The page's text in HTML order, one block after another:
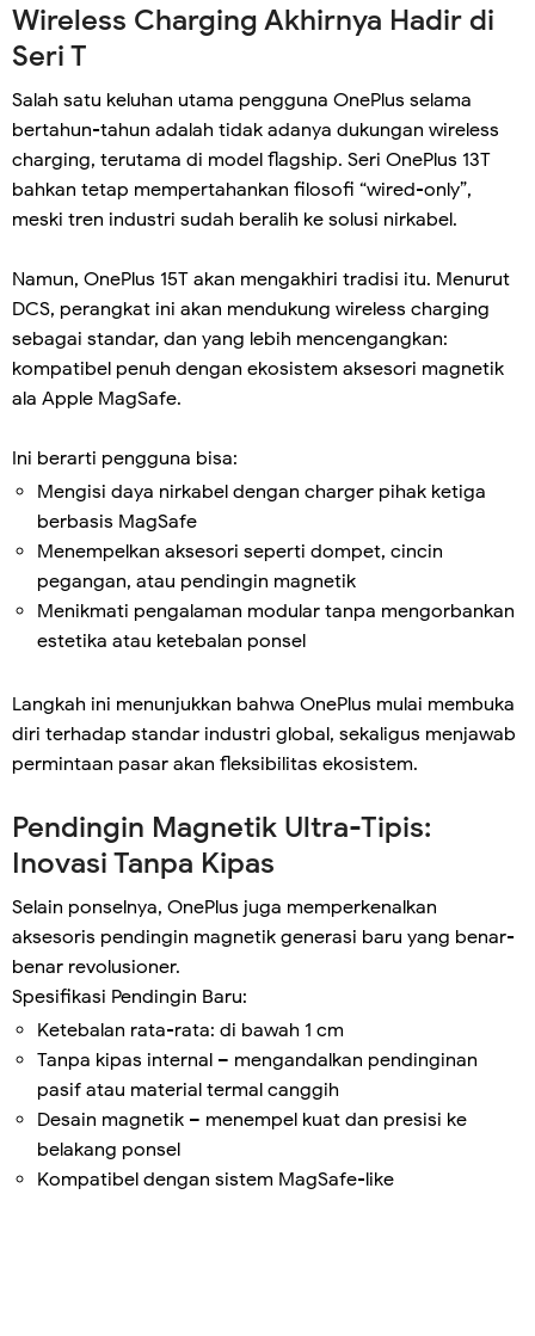
Wireless Charging Akhirnya Hadir di
Seri T
Salah satu keluhan utama pengguna OnePlus selama
bertahun-tahun adalah tidak adanya dukungan wireless
charging, terutama di model flagship. Seri OnePlus 13T
bahkan tetap mempertahankan filosofi “wired-only”,
meski tren industri sudah beralih ke solusi nirkabel.
Namun, OnePlus 15T akan mengakhiri tradisi itu. Menurut
DCS, perangkat ini akan mendukung wireless charging
sebagai standar, dan yang lebih mencengangkan:
kompatibel penuh dengan ekosistem aksesori magnetik
ala Apple MagSafe.
Ini berarti pengguna bisa:
Mengisi daya nirkabel dengan charger pihak ketiga
berbasis MagSafe
Menempelkan aksesori seperti dompet, cincin
pegangan, atau pendingin magnetik
Menikmati pengalaman modular tanpa mengorbankan
estetika atau ketebalan ponsel
Langkah ini menunjukkan bahwa OnePlus mulai membuka
diri terhadap standar industri global, sekaligus menjawab
permintaan pasar akan fleksibilitas ekosistem.
Pendingin Magnetik Ultra-Tipis:
Inovasi Tanpa Kipas
Selain ponselnya, OnePlus juga memperkenalkan
aksesoris pendingin magnetik generasi baru yang benar-
benar revolusioner.
Spesifikasi Pendingin Baru:
Ketebalan rata-rata: di bawah 1 cm
Tanpa kipas internal – mengandalkan pendinginan
pasif atau material termal canggih
Desain magnetik – menempel kuat dan presisi ke
belakang ponsel
Kompatibel dengan sistem MagSafe-like